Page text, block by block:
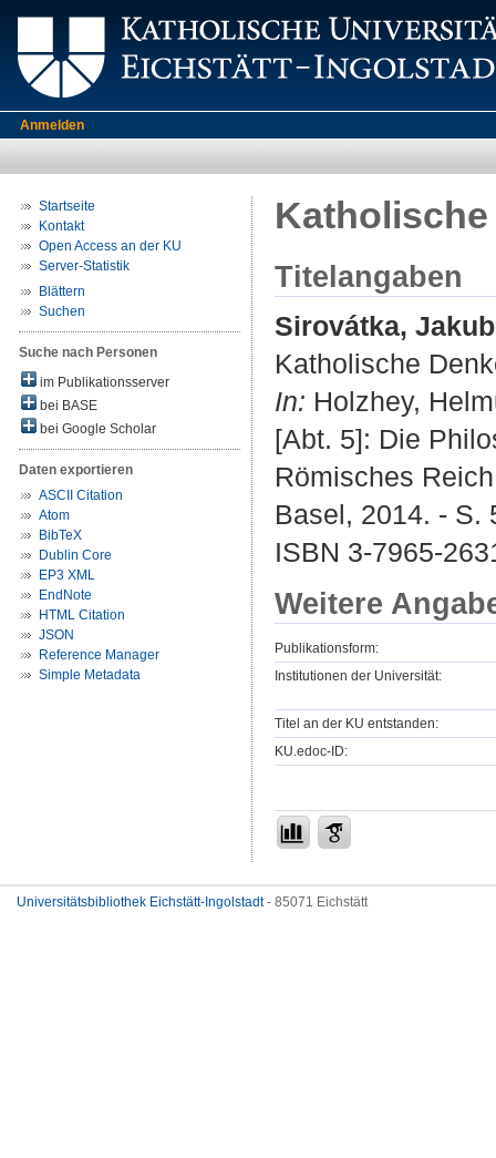
Anmelden
Startseite
Kontakt
Open Access an der KU
Server-Statistik
Blättern
Suchen
Suche nach Personen
im Publikationsserver
bei BASE
bei Google Scholar
Daten exportieren
ASCII Citation
Atom
BibTeX
Dublin Core
EP3 XML
EndNote
HTML Citation
JSON
Reference Manager
Simple Metadata
Katholische
Titelangaben
Sirovátka, Jakub
Katholische
In: Holzhey,
[Abt. 5]: Die
Römisches
Basel, 2014. - S.
ISBN 3-7965-
Weitere
Publikationsform:
Institutionen der Universität:
Titel an der KU entstanden:
KU.edoc-ID:
Universitätsbibliothek Eichstätt-Ingolstadt- 85071 Eichstätt